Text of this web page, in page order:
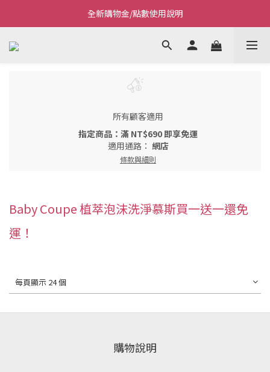
Welcome~私藏生活~
全新購物金/點數使用說明
Welcome~私藏生活~
所有顧客適用
指定商品：滿 NT$690 即享免運
適用通路： 網店
條款與細則
Baby Coupe 植萃泡沫洗淨慕斯買一送一還免
運！
每頁顯示 24 個
購物說明